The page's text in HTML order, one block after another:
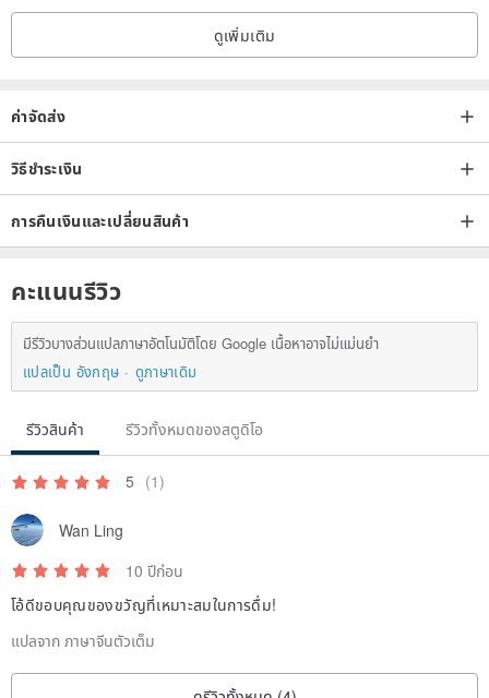
[Declaration] peace of mind
(1) clearly indicate the origin and source of tea
certification laboratory certification
processing
(4) leaves intact the original brew tea bags for the general ☆ ☆
twice the amount can be repeated several times back to red
Chinese tea Travels [Features]
Let the tea is no longer a complicated ritual
The most convenient tea, tea extension
Each drink Yi Ye Fengjing
Visited in exile in tea
Run a fragrance contained in the throat like a travel in the heart
ดูเพิ่มเติม
ค่าจัดส่ง
วิธีชำระเงิน
การคืนเงินและเปลี่ยนสินค้า
คะแนนรีวิว
มีรีวิวบางส่วนแปลภาษาอัตโนมัติโดย Google เนื้อหาอาจไม่แม่นยำ
แปลเป็น อังกฤษ
ดูภาษาเดิม
รีวิวสินค้า รีวิวทั้งหมดของสตูดิโอ
5 (1)
Wan Ling
10 ปีก่อน
โอ้ดีขอบคุณของขวัญที่เหมาะสมในการดื่ม!
แปลจาก ภาษาจีนตัวเต็ม